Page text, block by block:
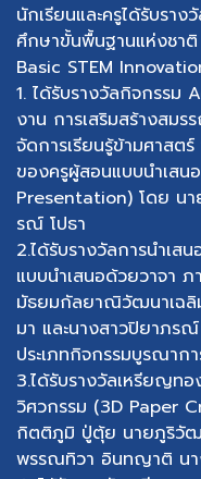
นักเรียนและครูได้รับราง
ศึกษาขั้นพื้นฐานแห่งชา
Basic STEM
1. ได้รับรางวัลกิจกรรม
งาน การเสริมสร้างสมร
จัดการเรียนรู้ข้ามศาสต
ของครูผู้สอนแบบนำเสน
Presentation) โดย นา
รณ์ โปธา
2.ได้รับรางวัลการนำเส
แบบนำเสนอด้วยวาจา ภ
มัธยมกัลยาณิวัฒนาเฉลิ
มา และนางสาวปิยาภร
ประเภทกิจกรรมบูรณาก
3.ได้รับรางวัลเหรียญท
วิศวกรรม (3D Paper
กิตติภูมิ ปู่ตุ้ย นายภูริวั
พรรณทิวา อินทญาติ น